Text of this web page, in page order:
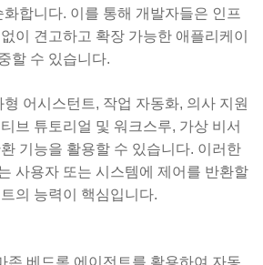
합니다. 이를 통해 개발자들은 인프
이 견고하고 확장 가능한 애플리케이
할 수 있습니다.
형 어시스턴트, 작업 자동화, 의사 지원
브 튜토리얼 및 워크스루, 가상 비서
기능을 활용할 수 있습니다. 이러한
사용자 또는 시스템에 제어를 반환할
의 능력이 핵심입니다.